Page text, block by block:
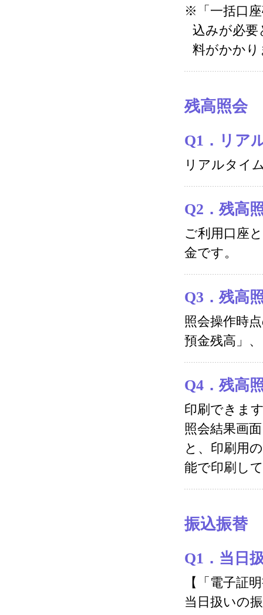
※「一括口
込みが必要
料がかかり
残高照会
Q1．リア
リアルタイ
Q2．残高
ご利用口座
金です。
Q3．残高
照会操作時
預金残高」
Q4．残高
印刷できま
照会結果画
と、印刷用
能で印刷し
振込振替
Q1．当日
【「電子証
当日扱いの